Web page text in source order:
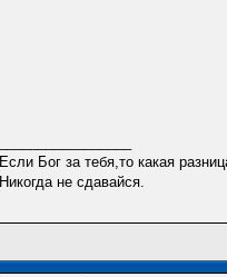
Если Бог за тебя,то какая
Никогда не сдавайся.